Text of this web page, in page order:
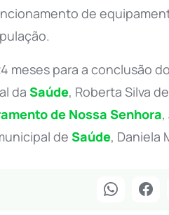
de
meses para a conclusão
da Saúde, Roberta Silva
de Nossa Senhora,
de Saúde, Daniela